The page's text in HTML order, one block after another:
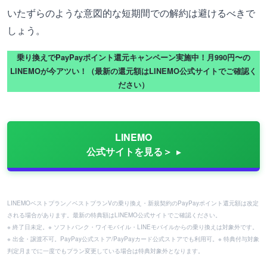
いたずらのような意図的な短期間での解約は避けるべきで
しょう。
乗り換えでPayPayポイント還元キャンペーン実施中！月990円〜の
LINEMOが今アツい！（最新の還元額はLINEMO公式サイトでご確認く
ださい）
LINEMO
公式サイトを見る＞
LINEMOベストプラン／ベストプランVの乗り換え・新規契約のPayPayポイント還元額は改定
される場合があります。最新の特典額はLINEMO公式サイトでご確認ください。
※ 終了日未定。※ ソフトバンク・ワイモバイル・LINEモバイルからの乗り換えは対象外です。
※ 出金・譲渡不可。PayPay公式ストア/PayPayカード公式ストアでも利用可。※ 特典付与対象
判定月までに一度でもプラン変更している場合は特典対象外となります。